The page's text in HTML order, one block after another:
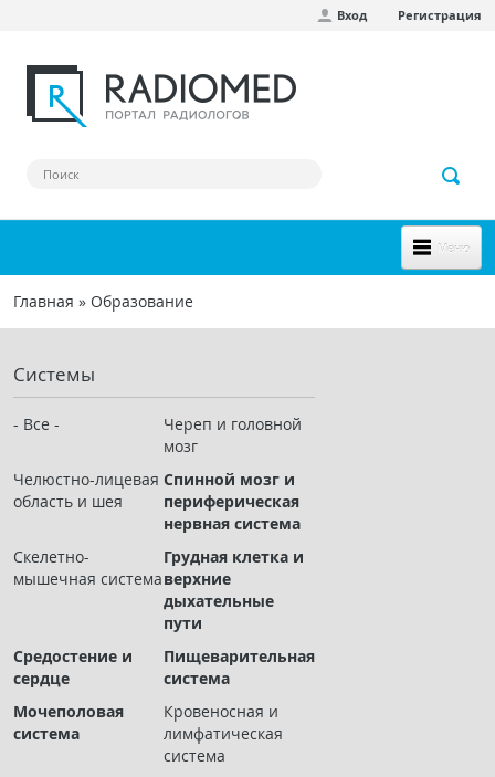
Вход Регистрация
Меню
НОВОЕ НА САЙТЕ
СООБЩЕСТВО
Клинические наблюдения
Чат RADIOMED
ОБРАЗОВАНИЕ
Интерактивные задания
Презентации
Журнал "Лучевая диагностика и терапия"
Вы здесь
Главная » Образование
Системы
- Все -
Череп и головной
мозг
Челюстно-лицевая
область и шея
Спинной мозг и
периферическая
нервная система
Скелетно-
мышечная система
Грудная клетка и
верхние
дыхательные
пути
Средостение и
сердце
Пищеварительная
система
Мочеполовая
система
Кровеносная и
лимфатическая
система